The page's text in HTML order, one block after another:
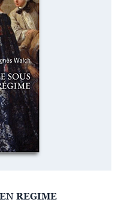
REGIME